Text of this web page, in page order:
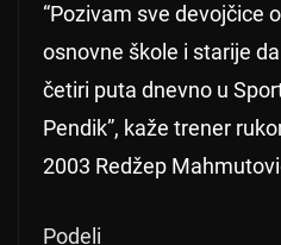
“Pozivam sve devojčice
osnovne škole i starije
četiri puta dnevno u
Pendik”, kaže trener
2003 Redžep
Podeli